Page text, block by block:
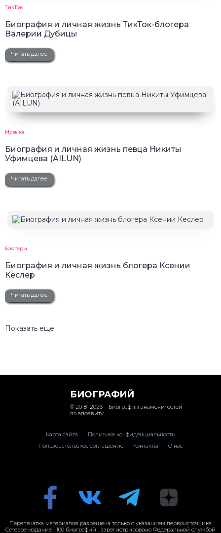
ТикТок
Биография и личная жизнь ТикТок-блогера
Валерии Дубицы
Читать далее
Музыка
Биография и личная жизнь певца Никиты
Уфимцева (AILUN)
Читать далее
Блогеры
Биография и личная жизнь блогера Ксении
Кеслер
Читать далее
Показать еще
БИОГРАФИЙ
© 2018–2026 – Биографии знаменитостей
по алфавиту
Карта сайта
Политика конфиденциальности
Пользовательское соглашение
Контакты О нас
Перепечатка материалов разрешена только с указанием первоисточника
Сетевое издание "100 биографий", зарегистрировано Федеральной службой